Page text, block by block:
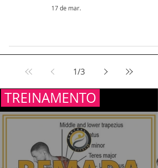
17 de mar.
1/3
TREINAMENTO